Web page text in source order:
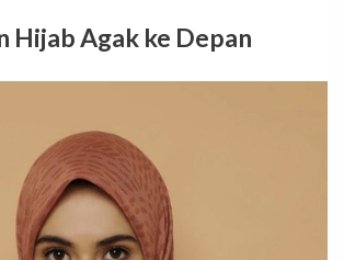
Hijab Agak ke Depan